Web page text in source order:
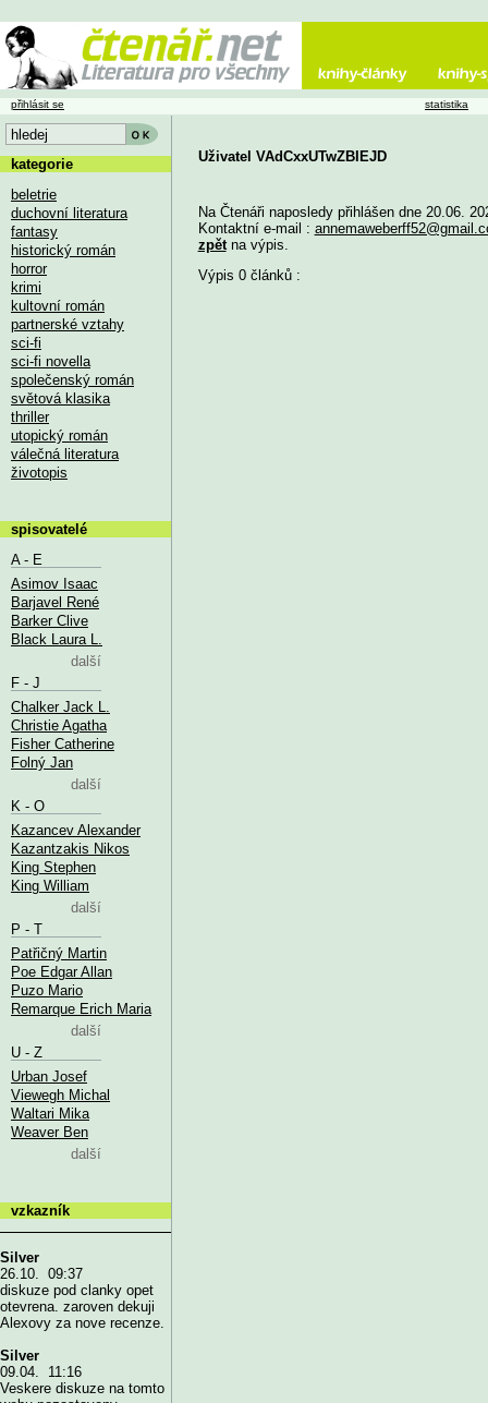
Uživatel VAdCxxUTwZBIEJD
Na Čtenáři naposledy přihlášen dne 20.06.
Kontaktní e-mail :
zpětna výpis.
Výpis 0 článků :
přihlásit se statistika
kategorie
beletrie
duchovní literatura
fantasy
historický román
horror
krimi
kultovní román
partnerské vztahy
sci-fi
sci-fi novella
společenský román
světová klasika
thriller
utopický román
válečná literatura
životopis
spisovatelé
A - E
Asimov Isaac
Barjavel René
Barker Clive
Black Laura L.
další
F - J
Chalker Jack L.
Christie Agatha
Fisher Catherine
Folný Jan
další
K - O
Kazancev Alexander
Kazantzakis Nikos
King Stephen
King William
další
P - T
Patřičný Martin
Poe Edgar Allan
Puzo Mario
Remarque Erich Maria
další
U - Z
Urban Josef
Viewegh Michal
Waltari Mika
Weaver Ben
další
vzkazník
Silver
26.10. 09:37
diskuze pod clanky opet
otevrena. zaroven dekuji
Alexovy za nove recenze.
Silver
09.04. 11:16
Veskere diskuze na tomto